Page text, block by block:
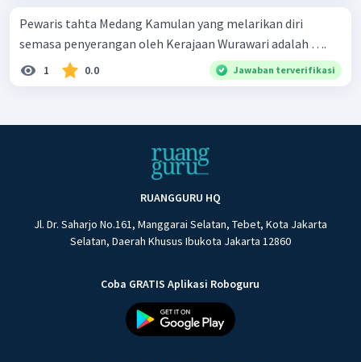
Pewaris tahta Medang Kamulan yang melarikan diri
semasa penyerangan oleh Kerajaan Wurawari adalah ….
1 0.0 Jawaban terverifikasi
RUANGGURU HQ
Jl. Dr. Saharjo No.161, Manggarai Selatan, Tebet, Kota Jakarta
Selatan, Daerah Khusus Ibukota Jakarta 12860
Coba GRATIS Aplikasi Roboguru